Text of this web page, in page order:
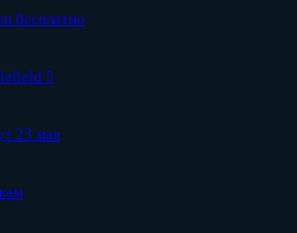
бесплатно
5
23 мая